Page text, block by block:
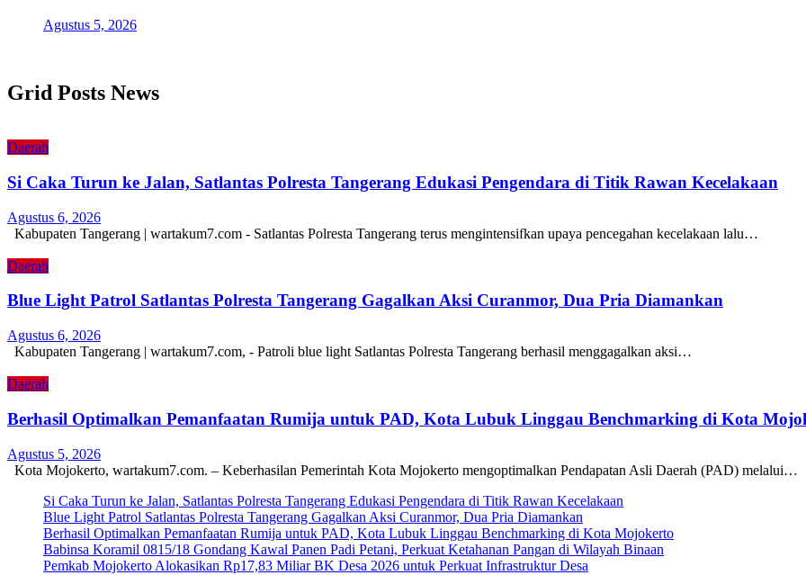
Agustus 5, 2026
Grid Posts News
Daerah
Si Caka Turun ke Jalan, Satlantas Polresta Tangerang Edukasi Pengendara di Titik Rawan Kecelakaan
Agustus 6, 2026
Kabupaten Tangerang | wartakum7.com - Satlantas Polresta Tangerang terus mengintensifkan upaya pencegahan kecelakaan lalu…
Daerah
Blue Light Patrol Satlantas Polresta Tangerang Gagalkan Aksi Curanmor, Dua Pria Diamankan
Agustus 6, 2026
Kabupaten Tangerang | wartakum7.com, - Patroli blue light Satlantas Polresta Tangerang berhasil menggagalkan aksi…
Daerah
Berhasil Optimalkan Pemanfaatan Rumija untuk PAD, Kota Lubuk Linggau Benchmarking di Kota
Agustus 5, 2026
Kota Mojokerto, wartakum7.com. – Keberhasilan Pemerintah Kota Mojokerto mengoptimalkan Pendapatan Asli Daerah (PAD) melalui…
Si Caka Turun ke Jalan, Satlantas Polresta Tangerang Edukasi Pengendara di Titik Rawan Kecelakaan
Blue Light Patrol Satlantas Polresta Tangerang Gagalkan Aksi Curanmor, Dua Pria Diamankan
Berhasil Optimalkan Pemanfaatan Rumija untuk PAD, Kota Lubuk Linggau Benchmarking di Kota Mojokerto
Babinsa Koramil 0815/18 Gondang Kawal Panen Padi Petani, Perkuat Ketahanan Pangan di Wilayah Binaan
Pemkab Mojokerto Alokasikan Rp17,83 Miliar BK Desa 2026 untuk Perkuat Infrastruktur Desa